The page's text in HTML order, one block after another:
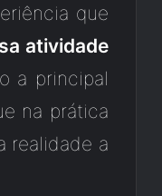
que
atividade
a principal
na prática
realidade a